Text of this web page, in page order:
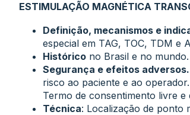
ESTIMULAÇÃO MAGNÉTICA
Definição, mecanismos e
especial em TAG, TOC, TDM e
Históricono Brasil e no mundo.
Segurança e efeitos adversos.
risco ao paciente e ao
Termo de consentimento livre
Técnica: Localização de ponto